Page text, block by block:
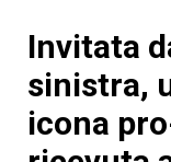
Invitata
sinistra,
icona